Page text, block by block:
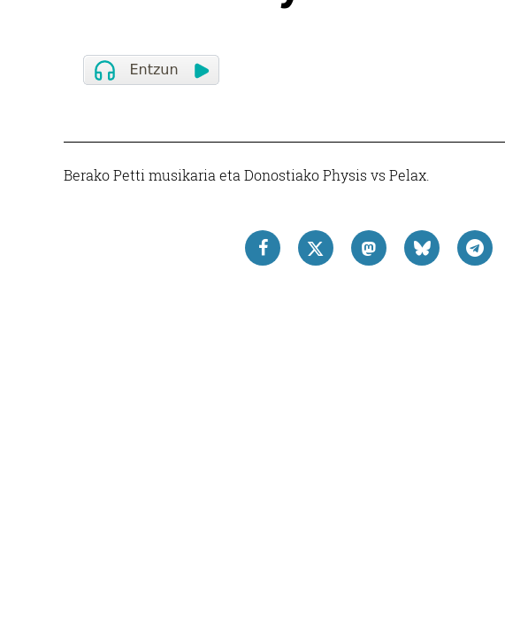
Berako Petti musikaria eta Donostiako Physis vs Pelax.